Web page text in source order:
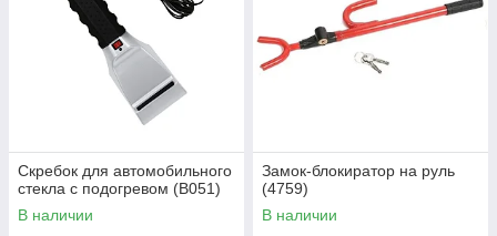
Скребок для автомобильного
стекла с подогревом (B051)
В наличии
Замок-блокиратор на руль
(4759)
В наличии